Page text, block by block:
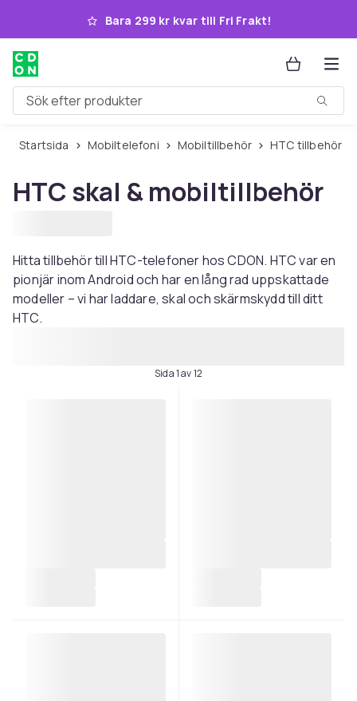
Hoppa till huvudinnehållet
Bara 299 kr kvar till Fri Frakt!
Sök efter produkter
Startsida Mobiltelefoni Mobiltillbehör HTC tillbehör
HTC skal & mobiltillbehör
Hitta tillbehör till HTC-telefoner hos CDON. HTC var en
pionjär inom Android och har en lång rad uppskattade
modeller – vi har laddare, skal och skärmskydd till ditt
HTC.
Sida 1 av 12